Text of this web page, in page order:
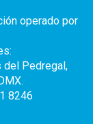
operado por
del Pedregal,
8246